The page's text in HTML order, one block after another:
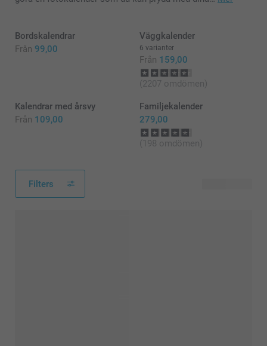
Bordskalendrar
Från 99,00
Väggkalender
6 varianter
Från 159,00
(2207 omdömen)
Kalendrar med årsvy
Från 109,00
Familjekalender
279,00
(198 omdömen)
Filters